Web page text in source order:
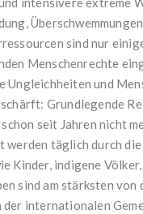
sind nur
Menschenrechte
Ungleichheiten und
Grundlegende
schon seit Jahren nicht
werden täglich durch
Kinder, indigene
sind am stärksten
internationalen